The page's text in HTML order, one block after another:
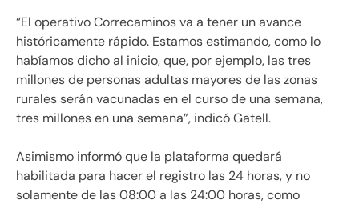
“El operativo Correcaminos va a tener un avance
históricamente rápido. Estamos estimando, como lo
habíamos dicho al inicio, que, por ejemplo, las tres
millones de personas adultas mayores de las zonas
rurales serán vacunadas en el curso de una semana,
tres millones en una semana”, indicó Gatell.
Asimismo informó que la plataforma quedará
habilitada para hacer el registro las 24 horas, y no
solamente de las 08:00 a las 24:00 horas, como